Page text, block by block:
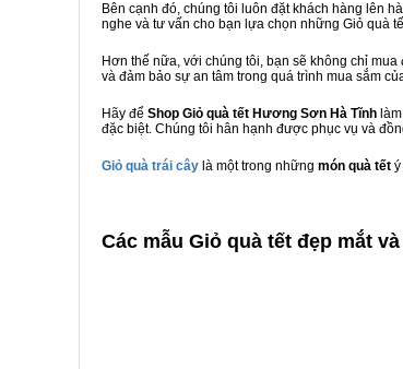
Bên cạnh đó, chúng tôi luôn đặt khách hàng lên
nghe và tư vấn cho bạn lựa chọn những Giỏ quà
Hơn thế nữa, với chúng tôi, bạn sẽ không chỉ
và đảm bảo sự an tâm trong quá trình mua sắm
Hãy để Shop Giỏ quà tết Hương Sơn Hà Tĩnh
đặc biệt. Chúng tôi hân hạnh được phục vụ và
Giỏ quà trái cây là một trong những món quà tết
Các mẫu Giỏ quà tết đẹp mắt